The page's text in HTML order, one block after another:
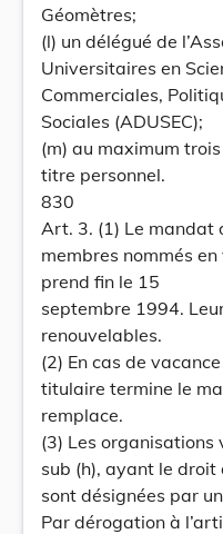
Géomètres;
(l) un délégué de
Universitaires en
Commerciales,
Sociales (ADUSEC);
(m) au maximum
titre personnel.
830
Art. 3. (1) Le mandat
membres nommés
prend fin le 15
septembre 1994.
renouvelables.
(2) En cas de
titulaire termine le
remplace.
(3) Les organisations
sub (h), ayant le
sont désignées par
Par dérogation à